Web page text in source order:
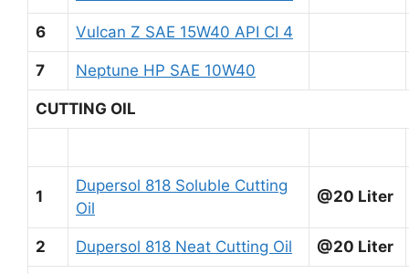
6 Vulcan Z SAE 15W40 API CI 4
7 Neptune HP SAE 10W40
CUTTING OIL
1
Dupersol 818 Soluble Cutting
Oil
@20 Liter
2 Dupersol 818 Neat Cutting Oil @20 Liter